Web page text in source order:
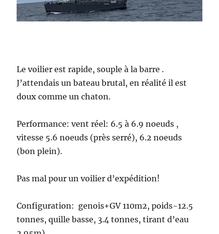
Le voilier est rapide, souple à la barre .
J’attendais un bateau brutal, en réalité il est
doux comme un chaton.
Performance: vent réel: 6.5 à 6.9 noeuds ,
vitesse 5.6 noeuds (près serré), 6.2 noeuds
(bon plein).
Pas mal pour un voilier d’expédition!
Configuration: genois+GV 110m2, poids~12.5
tonnes, quille basse, 3.4 tonnes, tirant d’eau